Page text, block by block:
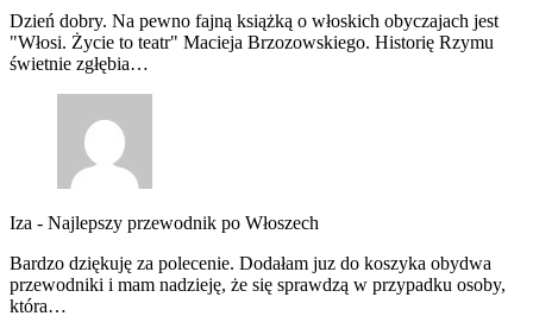
Dzień dobry. Na pewno fajną książką o włoskich obyczajach jest
"Włosi. Życie to teatr" Macieja Brzozowskiego. Historię Rzymu
świetnie zgłębia…
Iza - Najlepszy przewodnik po Włoszech
Bardzo dziękuję za polecenie. Dodałam juz do koszyka obydwa
przewodniki i mam nadzieję, że się sprawdzą w przypadku osoby,
która…